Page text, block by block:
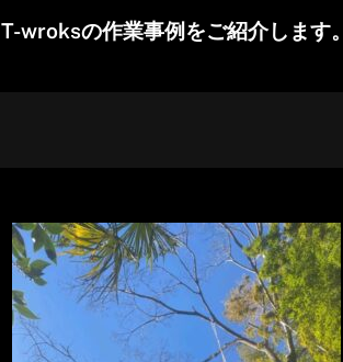
T-wroksの作業事例をご紹介します。